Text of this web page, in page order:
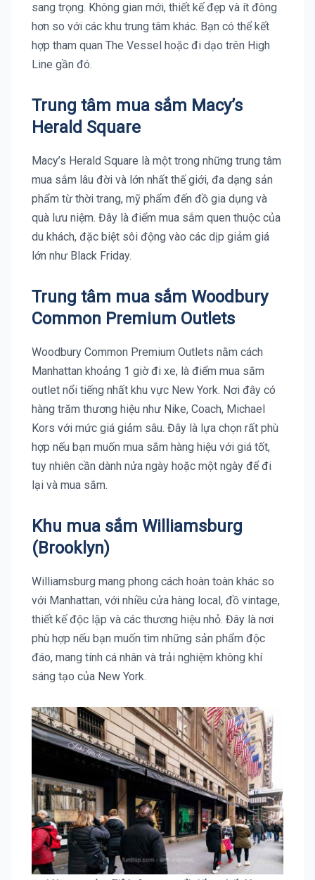
sang trọng. Không gian mới, thiết kế đẹp và ít đông
hơn so với các khu trung tâm khác. Bạn có thể kết
hợp tham quan The Vessel hoặc đi dạo trên High
Line gần đó.
Trung tâm mua sắm Macy’s
Herald Square
Macy’s Herald Square là một trong những trung tâm
mua sắm lâu đời và lớn nhất thế giới, đa dạng sản
phẩm từ thời trang, mỹ phẩm đến đồ gia dụng và
quà lưu niệm. Đây là điểm mua sắm quen thuộc của
du khách, đặc biệt sôi động vào các dịp giảm giá
lớn như Black Friday.
Trung tâm mua sắm Woodbury
Common Premium Outlets
Woodbury Common Premium Outlets nằm cách
Manhattan khoảng 1 giờ đi xe, là điểm mua sắm
outlet nổi tiếng nhất khu vực New York. Nơi đây có
hàng trăm thương hiệu như Nike, Coach, Michael
Kors với mức giá giảm sâu. Đây là lựa chọn rất phù
hợp nếu bạn muốn mua sắm hàng hiệu với giá tốt,
tuy nhiên cần dành nửa ngày hoặc một ngày để đi
lại và mua sắm.
Khu mua sắm Williamsburg
(Brooklyn)
Williamsburg mang phong cách hoàn toàn khác so
với Manhattan, với nhiều cửa hàng local, đồ vintage,
thiết kế độc lập và các thương hiệu nhỏ. Đây là nơi
phù hợp nếu bạn muốn tìm những sản phẩm độc
đáo, mang tính cá nhân và trải nghiệm không khí
sáng tạo của New York.